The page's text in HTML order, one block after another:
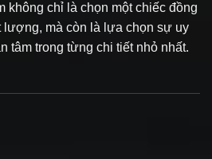
không chỉ là chọn một chiếc đồng
lượng, mà còn là lựa chọn sự uy
tâm trong từng chi tiết nhỏ nhất.